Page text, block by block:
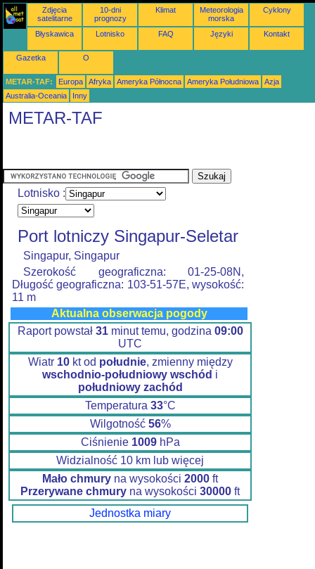
Zdjęcia
satelitarne
10-dni
prognozy
Klimat
Meteorologia
morska
Cyklony
Błyskawica Lotnisko FAQ Języki Kontakt
Gazetka O
METAR-TAF: Europa Afryka Ameryka Północna Ameryka Południowa
Azja
Australia-Oceania
Inny
METAR-TAF
Lotnisko :
Port lotniczy Singapur-Seletar
Singapur, Singapur
Szerokość geograficzna: 01-25-08N,
Długość geograficzna: 103-51-57E, wysokość:
11 m
Aktualna obserwacja pogody
Raport powstał 31minut temu, godzina 09:00
UTC
Wiatr 10kt od południe, zmienny między
wschodnio-południowy wschód i
południowy zachód
Temperatura 33°C
Wilgotność 56%
Ciśnienie 1009hPa
Widzialność 10 km lub więcej
Mało chmury na wysokości 2000 ft
Przerywane chmury na wysokości 30000 ft
Jednostka miary